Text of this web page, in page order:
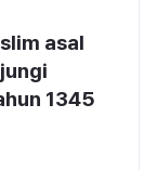
asal
1345